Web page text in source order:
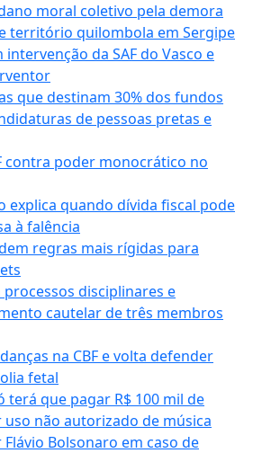
moral coletivo pela demora
território quilombola em Sergipe
da SAF do Vasco e
que destinam 30% dos fundos
de pessoas pretas e
contra poder monocrático no
explica quando dívida fiscal pode
à falência
regras mais rígidas para
disciplinares e
cautelar de três membros
na CBF e volta defender
fetal
terá que pagar R$ 100 mil de
não autorizado de música
Bolsonaro em caso de